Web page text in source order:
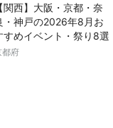
【関西】大阪・京都・奈
・神戸の2026年8月お
すめイベント・祭り8選
都府